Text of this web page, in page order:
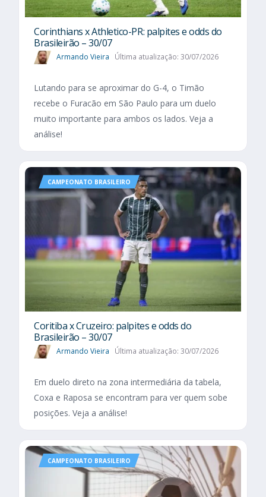
Corinthians x Athletico-PR: palpites e odds do
Brasileirão – 30/07
Armando Vieira Última atualização: 30/07/2026
Lutando para se aproximar do G-4, o Timão
recebe o Furacão em São Paulo para um duelo
muito importante para ambos os lados. Veja a
análise!
CAMPEONATO BRASILEIRO
Coritiba x Cruzeiro: palpites e odds do
Brasileirão – 30/07
Armando Vieira Última atualização: 30/07/2026
Em duelo direto na zona intermediária da tabela,
Coxa e Raposa se encontram para ver quem sobe
posições. Veja a análise!
CAMPEONATO BRASILEIRO